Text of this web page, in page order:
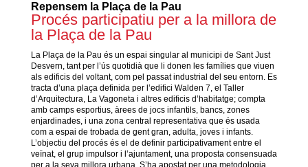
Repensem la Plaça de la Pau
Procés participatiu per a la millora de
la Plaça de la Pau
La Plaça de la Pau és un espai singular al municipi de Sant Just
Desvern, tant per l’ús quotidià que li donen les famílies que viuen
als edificis del voltant, com pel passat industrial del seu entorn. Es
tracta d’una plaça definida per l’edifici Walden 7, el Taller
d’Arquitectura, La Vagoneta i altres edificis d’habitatge; compta
amb camps esportius, àrees de jocs infantils, bancs, zones
enjardinades, i una zona central representativa que és usada
com a espai de trobada de gent gran, adulta, joves i infants.
L’objectiu del procés és el de definir participativament entre el
veïnat, el grup impulsor i l’ajuntament, una proposta consensuada